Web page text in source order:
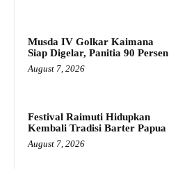
Musda IV Golkar Kaimana
Siap Digelar, Panitia 90 Persen
August 7, 2026
Festival Raimuti Hidupkan
Kembali Tradisi Barter Papua
August 7, 2026